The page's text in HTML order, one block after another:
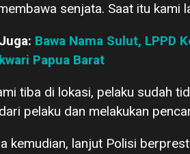
senjata. Saat itu kami
Bawa Nama Sulut, LPPD
Papua Barat
tiba di lokasi, pelaku sudah
pelaku dan melakukan
kemudian, lanjut Polisi